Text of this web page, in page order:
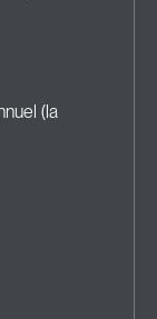
(la